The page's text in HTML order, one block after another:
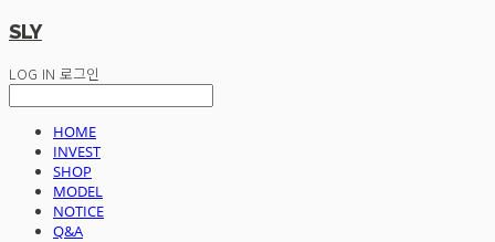
SLY
LOG IN 로그인
HOME
INVEST
SHOP
MODEL
NOTICE
Q&A